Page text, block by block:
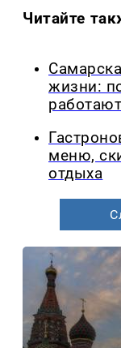
Читайте
жизни:
меню,
отдыха